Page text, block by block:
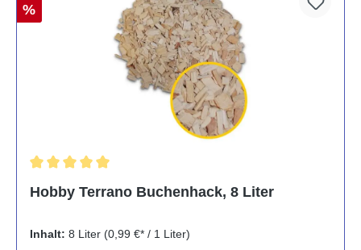
%
Hobby Terrano Buchenhack, 8 Liter
Inhalt: 8 Liter (0,99 €* / 1 Liter)